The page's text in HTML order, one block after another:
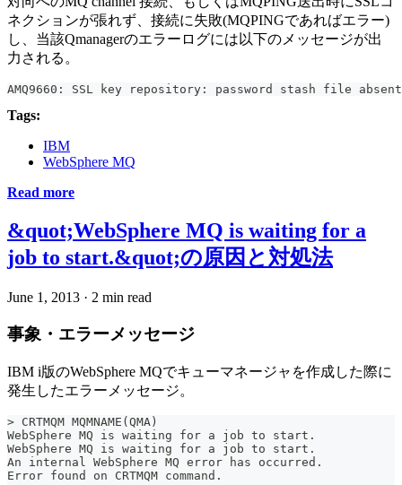
ネクションが張れず、接続に失敗(MQPINGであればエラー)
し、当該Qmanagerのエラーログには以下のメッセージが出
力される。
AMQ9660: SSL key repository: password stash file
Tags:
IBM
WebSphere MQ
Read more
&quot;WebSphere MQ is waiting for a
job to start.&quot;の原因と対処法
June 1, 2013 · 2 min read
事象・エラーメッセージ
IBM i版のWebSphere MQでキューマネージャを作成した際に
発生したエラーメッセージ。
> CRTMQM MQMNAME(QMA)
WebSphere MQ is waiting for a job to start.
WebSphere MQ is waiting for a job to start.
An internal WebSphere MQ error has occurred.
Error found on CRTMQM command.